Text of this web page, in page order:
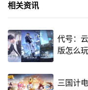
相关资讯
代号：
版怎么
三国计